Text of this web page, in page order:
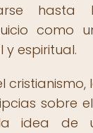
hasta
como
espiritual.
sobre
idea de